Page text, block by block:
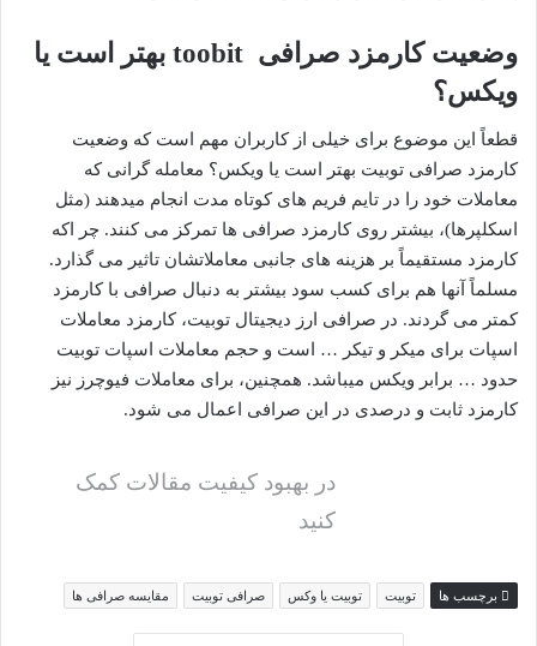
وضعیت کارمزد صرافی toobit بهتر است یا
ویکس؟
قطعاً این موضوع برای خیلی از کاربران مهم است که وضعیت
کارمزد صرافی توبیت بهتر است یا ویکس؟ معامله گرانی که
معاملات خود را در تایم فریم های کوتاه مدت انجام میدهند (مثل
اسکلپرها)، بیشتر روی کارمزد صرافی ها تمرکز می کنند. چر اکه
کارمزد مستقیماً بر هزینه های جانبی معاملاتشان تاثیر می گذارد.
مسلماً آنها هم برای کسب سود بیشتر به دنبال صرافی با کارمزد
کمتر می گردند. در صرافی ارز دیجیتال توبیت، کارمزد معاملات
اسپات برای میکر و تیکر … است و حجم معاملات اسپات توبیت
حدود … برابر ویکس میباشد. همچنین، برای معاملات فیوچرز نیز
کارمزد ثابت و درصدی در این صرافی اعمال می شود.
در بهبود کیفیت مقالات کمک
کنید
برچسب ها توبیت توبیت یا وکس صرافی توبیت مقایسه صرافی ها